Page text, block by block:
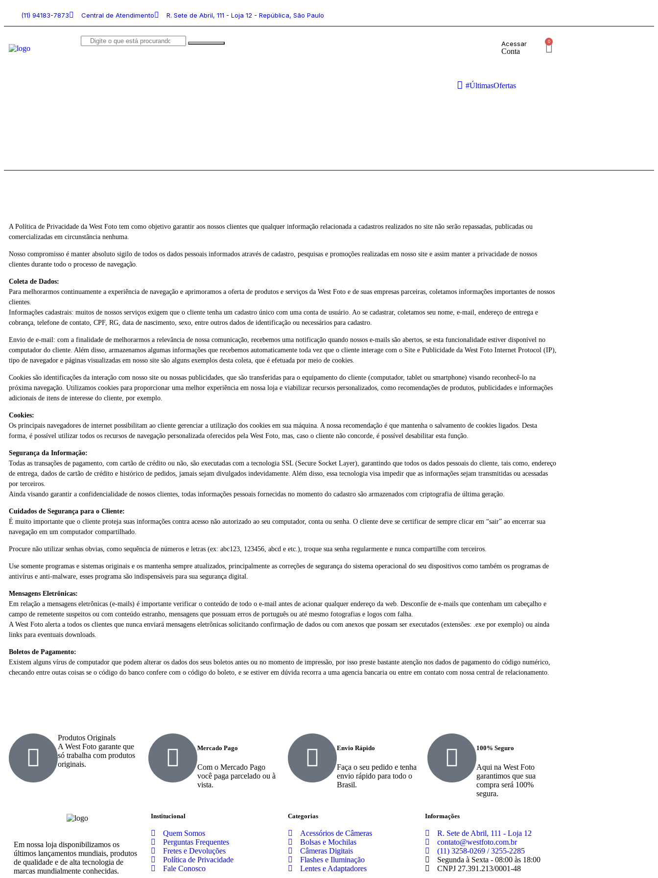
(11) 94183-7873 Central de Atendimento R. Sete de Abril, 111 - Loja 12 - República, São Paulo
Acessar
Conta
0
#ÚltimasOfertas
A Política de Privacidade da West Foto tem como objetivo garantir aos nossos clientes que qualquer informação relacionada a cadastros realizados no site não serão repassadas, publicadas ou
comercializadas em circunstância nenhuma.
Nosso compromisso é manter absoluto sigilo de todos os dados pessoais informados através de cadastro, pesquisas e promoções realizadas em nosso site e assim manter a privacidade de nossos
clientes durante todo o processo de navegação.
Coleta de Dados:
Para melhorarmos continuamente a experiência de navegação e aprimoramos a oferta de produtos e serviços da West Foto e de suas empresas parceiras, coletamos informações importantes de nossos
clientes.
Informações cadastrais: muitos de nossos serviços exigem que o cliente tenha um cadastro único com uma conta de usuário. Ao se cadastrar, coletamos seu nome, e-mail, endereço de entrega e
cobrança, telefone de contato, CPF, RG, data de nascimento, sexo, entre outros dados de identificação ou necessários para cadastro.
Envio de e-mail: com a finalidade de melhorarmos a relevância de nossa comunicação, recebemos uma notificação quando nossos e-mails são abertos, se esta funcionalidade estiver disponível no
computador do cliente. Além disso, armazenamos algumas informações que recebemos automaticamente toda vez que o cliente interage com o Site e Publicidade da West Foto Internet Protocol (IP),
tipo de navegador e páginas visualizadas em nosso site são alguns exemplos desta coleta, que é efetuada por meio de cookies.
Cookies são identificações da interação com nosso site ou nossas publicidades, que são transferidas para o equipamento do cliente (computador, tablet ou smartphone) visando reconhecê-lo na
próxima navegação. Utilizamos cookies para proporcionar uma melhor experiência em nossa loja e viabilizar recursos personalizados, como recomendações de produtos, publicidades e informações
adicionais de itens de interesse do cliente, por exemplo.
Cookies:
Os principais navegadores de internet possibilitam ao cliente gerenciar a utilização dos cookies em sua máquina. A nossa recomendação é que mantenha o salvamento de cookies ligados. Desta
forma, é possível utilizar todos os recursos de navegação personalizada oferecidos pela West Foto, mas, caso o cliente não concorde, é possível desabilitar esta função.
Segurança da Informação:
Todas as transações de pagamento, com cartão de crédito ou não, são executadas com a tecnologia SSL (Secure Socket Layer), garantindo que todos os dados pessoais do cliente, tais como, endereço
de entrega, dados de cartão de crédito e histórico de pedidos, jamais sejam divulgados indevidamente. Além disso, essa tecnologia visa impedir que as informações sejam transmitidas ou acessadas
por terceiros.
Ainda visando garantir a confidencialidade de nossos clientes, todas informações pessoais fornecidas no momento do cadastro são armazenados com criptografia de última geração.
Cuidados de Segurança para o Cliente:
É muito importante que o cliente proteja suas informações contra acesso não autorizado ao seu computador, conta ou senha. O cliente deve se certificar de sempre clicar em “sair” ao encerrar sua
navegação em um computador compartilhado.
Procure não utilizar senhas obvias, como sequência de números e letras (ex: abc123, 123456, abcd e etc.), troque sua senha regularmente e nunca compartilhe com terceiros.
Use somente programas e sistemas originais e os mantenha sempre atualizados, principalmente as correções de segurança do sistema operacional do seu dispositivos como também os programas de
antivírus e anti-malware, esses programa são indispensáveis para sua segurança digital.
Mensagens Eletrônicas:
Em relação a mensagens eletrônicas (e-mails) é importante verificar o conteúdo de todo o e-mail antes de acionar qualquer endereço da web. Desconfie de e-mails que contenham um cabeçalho e
campo de remetente suspeitos ou com conteúdo estranho, mensagens que possuam erros de português ou até mesmo fotografias e logos com falha.
A West Foto alerta a todos os clientes que nunca enviará mensagens eletrônicas solicitando confirmação de dados ou com anexos que possam ser executados (extensões: .exe por exemplo) ou ainda
links para eventuais downloads.
Boletos de Pagamento:
Existem alguns vírus de computador que podem alterar os dados dos seus boletos antes ou no momento de impressão, por isso preste bastante atenção nos dados de pagamento do código numérico,
checando entre outas coisas se o código do banco confere com o código do boleto, e se estiver em dúvida recorra a uma agencia bancaria ou entre em contato com nossa central de relacionamento.
Produtos Originals
A West Foto garante que
só trabalha com produtos
originais.
Mercado Pago
Com o Mercado Pago
você paga parcelado ou à
vista.
Envio Rápido
Faça o seu pedido e tenha
envio rápido para todo o
Brasil.
100% Seguro
Aqui na West Foto
garantimos que sua
compra será 100%
segura.
Em nossa loja disponibilizamos os
últimos lançamentos mundiais, produtos
de qualidade e de alta tecnologia de
marcas mundialmente conhecidas.
Institucional
Quem Somos
Perguntas Frequentes
Fretes e Devoluções
Política de Privacidade
Fale Conosco
Categorias
Acessórios de Câmeras
Bolsas e Mochilas
Câmeras Digitais
Flashes e Iluminação
Lentes e Adaptadores
Informações
R. Sete de Abril, 111 - Loja 12
contato@westfoto.com.br
(11) 3258-0269 / 3255-2285
Segunda à Sexta - 08:00 às 18:00
CNPJ 27.391.213/0001-48